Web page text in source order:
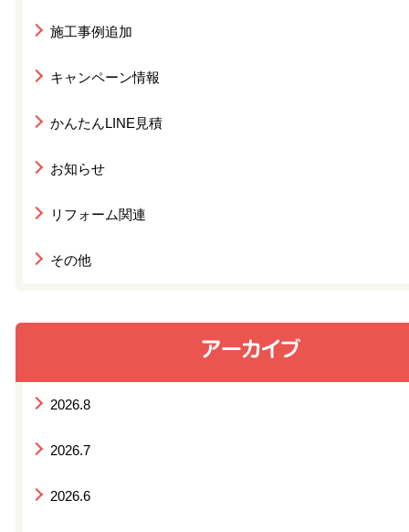
施工事例追加
キャンペーン情報
かんたんLINE見積
お知らせ
リフォーム関連
その他
2026.8
2026.7
2026.6